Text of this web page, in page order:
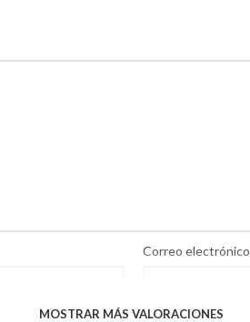
Correo electrónico
MOSTRAR MÁS VALORACIONES